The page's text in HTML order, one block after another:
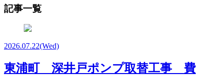
記事一覧
2026.07.22(Wed)
東浦町 深井戸ポンプ取替工事 費